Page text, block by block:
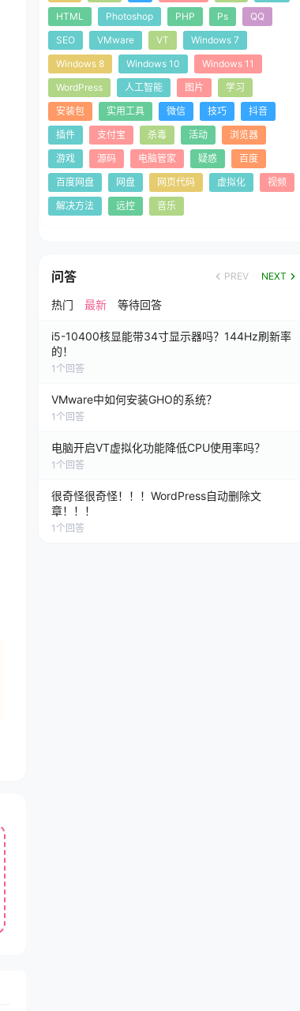
HTML
Photoshop PHP Ps
QQ
SEO
VMware VT
Windows 7
Windows 8
Windows 10
Windows 11
WordPress
人工智能 图片
学习
安装包
实用工具 微信 技巧
抖音
插件
支付宝 杀毒 活动
浏览器
游戏
源码 电脑管家 疑惑
百度
百度网盘
网盘 网页代码 虚拟化
视频
解决方法
远控 音乐
问答 PREV NEXT
热门 最新 等待回答
i5-10400核显能带34寸显示器吗？144Hz刷新率
的！
1 个回答
VMware中如何安装GHO的系统？
1 个回答
电脑开启VT虚拟化功能降低CPU使用率吗？
1 个回答
很奇怪很奇怪！！！WordPress自动删除文
章！！！
1 个回答